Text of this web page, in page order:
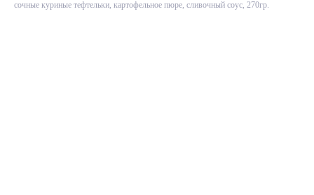
сочные куриные тефтельки, картофельное пюре, сливочный соус, 270гр.